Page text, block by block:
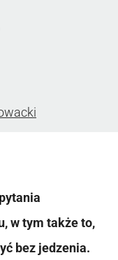
w tym także to,
bez jedzenia.